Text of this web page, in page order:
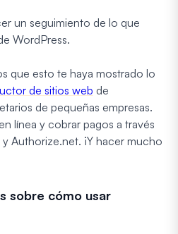
un seguimiento de lo que
WordPress.
que esto te haya mostrado lo
de sitios web de
de pequeñas empresas.
línea y cobrar pagos a través
Authorize.net. ¡Y hacer mucho
sobre cómo usar